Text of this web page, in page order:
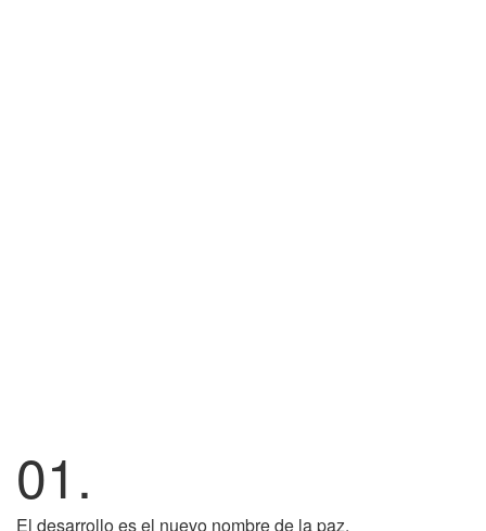
01.
El desarrollo es el nuevo nombre de la paz.